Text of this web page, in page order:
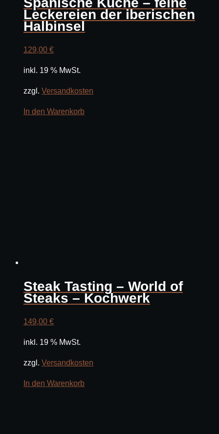
Leckereien der iberischen
Halbinsel
129,00 €
inkl. 19 % MwSt.
zzgl. Versandkosten
In den Warenkorb
Steak Tasting – World of
Steaks – Kochwerk
149,00 €
inkl. 19 % MwSt.
zzgl. Versandkosten
In den Warenkorb